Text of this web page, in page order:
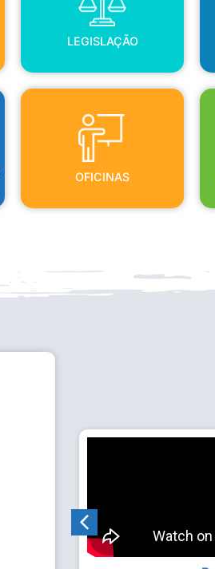
LEGISLAÇÃO
OFICINAS
OFICINAS